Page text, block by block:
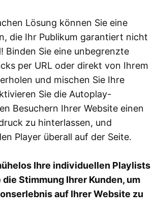
Lösung können Sie eine
die Ihr Publikum garantiert nicht
Binden Sie eine unbegrenzte
per URL oder direkt von Ihrem
und mischen Sie Ihre
Sie die Autoplay-
Besuchern Ihrer Website einen
zu hinterlassen, und
Player überall auf der Seite.
Ihre individuellen Playlists
Stimmung Ihrer Kunden, um
auf Ihrer Website zu